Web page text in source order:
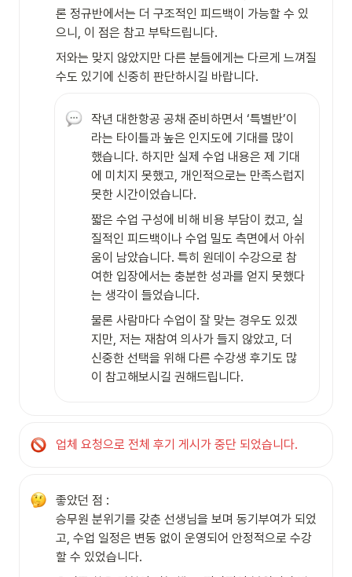
론 정규반에서는 더 구조적인 피드백이 가능할 수 있
으니, 이 점은 참고 부탁드립니다.
저와는 맞지 않았지만 다른 분들에게는 다르게 느껴질
수도 있기에 신중히 판단하시길 바랍니다.
작년 대한항공 공채 준비하면서 ‘특별반’이
라는 타이틀과 높은 인지도에 기대를 많이
했습니다. 하지만 실제 수업 내용은 제 기대
에 미치지 못했고, 개인적으로는 만족스럽지
못한 시간이었습니다.
짧은 수업 구성에 비해 비용 부담이 컸고, 실
질적인 피드백이나 수업 밀도 측면에서 아쉬
움이 남았습니다. 특히 원데이 수강으로 참
여한 입장에서는 충분한 성과를 얻지 못했다
는 생각이 들었습니다.
물론 사람마다 수업이 잘 맞는 경우도 있겠
지만, 저는 재참여 의사가 들지 않았고, 더
신중한 선택을 위해 다른 수강생 후기도 많
이 참고해보시길 권해드립니다.
업체 요청으로 전체 후기 게시가 중단 되었습니다.
좋았던 점 :
승무원 분위기를 갖춘 선생님을 보며 동기부여가 되었
고, 수업 일정은 변동 없이 운영되어 안정적으로 수강
할 수 있었습니다.